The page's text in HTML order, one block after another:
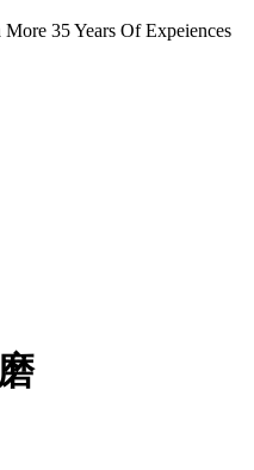
More 35 Years Of Expeiences